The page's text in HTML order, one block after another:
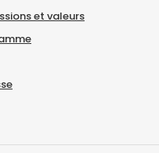
et valeurs